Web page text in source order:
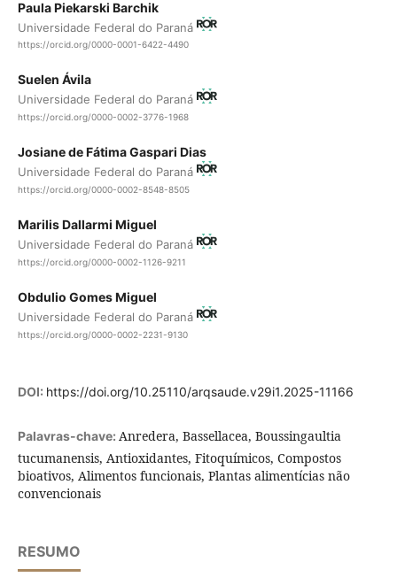
Paula Piekarski Barchik
Universidade Federal do Paraná
https://orcid.org/0000-0001-6422-4490
Suelen Ávila
Universidade Federal do Paraná
https://orcid.org/0000-0002-3776-1968
Josiane de Fátima Gaspari Dias
Universidade Federal do Paraná
https://orcid.org/0000-0002-8548-8505
Marilis Dallarmi Miguel
Universidade Federal do Paraná
https://orcid.org/0000-0002-1126-9211
Obdulio Gomes Miguel
Universidade Federal do Paraná
https://orcid.org/0000-0002-2231-9130
DOI: https://doi.org/10.25110/arqsaude.v29i1.2025-11166
Palavras-chave: Anredera, Bassellacea, Boussingaultia
tucumanensis, Antioxidantes, Fitoquímicos, Compostos
bioativos, Alimentos funcionais, Plantas alimentícias não
convencionais
RESUMO